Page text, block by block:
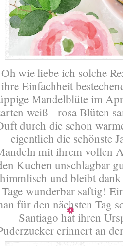
Oh wie liebe ich solche
ihre Einfachheit
Mandelblüte im
weiß - rosa Blüten
durch die schon
eigentlich die schönste
mit ihrem vollen
Kuchen unschlagbar
himmlisch und bleibt
Tage wunderbar saftig!
für den nächsten Tag
Santiago hat ihren
erinnert an